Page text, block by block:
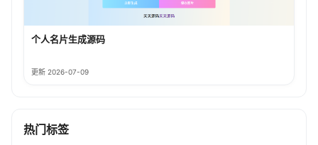
个人名片生成源码
更新 2026-07-09
热门标签